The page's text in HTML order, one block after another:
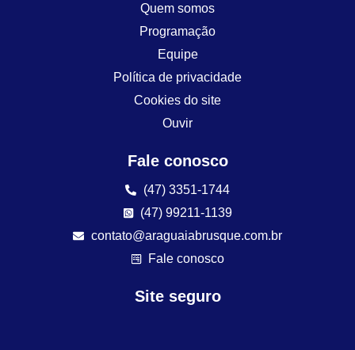
Quem somos
Programação
Equipe
Política de privacidade
Cookies do site
Ouvir
Fale conosco
(47) 3351-1744
(47) 99211-1139
contato@araguaiabrusque.com.br
Fale conosco
Site seguro